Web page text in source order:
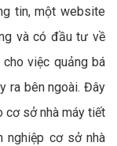
tin, một website
và có đầu tư về
việc quảng bá
ra bên ngoài. Đây
cơ sở nhà máy tiết
nghiệp cơ sở nhà